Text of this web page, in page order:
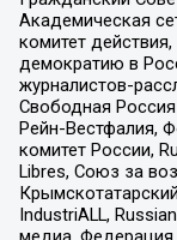
Академическая
комитет
демократию в
журналистов-
Свободная
Рейн-Вестфалия,
комитет России,
Libres, Союз за
IndustriALL,